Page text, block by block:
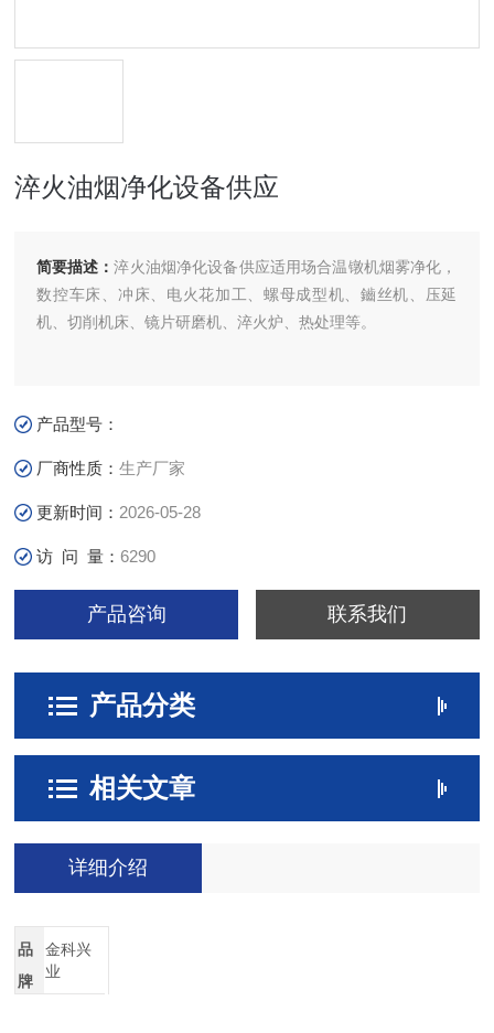
淬火油烟净化设备供应
简要描述：淬火油烟净化设备供应适用场合温镦机烟雾净化，
数控车床、冲床、电火花加工、螺母成型机、鑡丝机、压延
机、切削机床、镜片研磨机、淬火炉、热处理等。
产品型号：
厂商性质：生产厂家
更新时间： 2026-05-28
访 问 量：6290
产品咨询 联系我们
产品分类
相关文章
详细介绍
品
牌
金科兴
业